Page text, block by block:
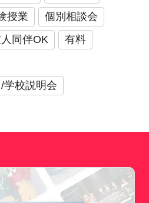
授業
個別相談会
同伴OK
有料
学校説明会